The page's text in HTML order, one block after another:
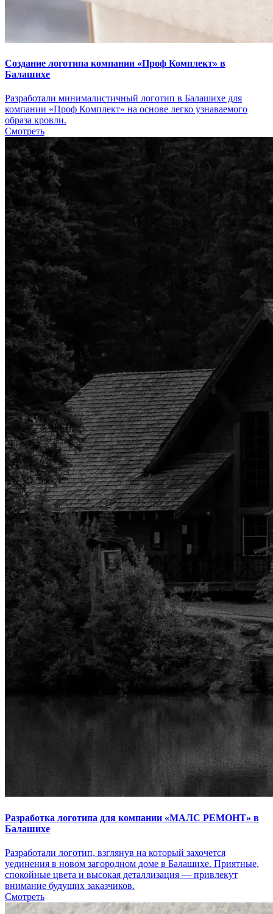
Создание логотипа компании «Проф Комплект» в
Балашихе
Разработали минималистичный логотип в Балашихе для
компании «Проф Комплект» на основе легко узнаваемого
образа кровли.
Смотреть
Разработка логотипа для компании «МАЛС РЕМОНТ» в
Балашихе
Разработали логотип, взглянув на который захочется
уединения в новом загородном доме в Балашихе. Приятные,
спокойные цвета и высокая деталлизация — привлекут
внимание будущих заказчиков.
Смотреть